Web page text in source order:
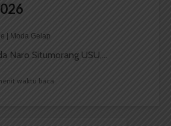
| Moda Gelap
Naro Situmorang USU,...
waktu baca